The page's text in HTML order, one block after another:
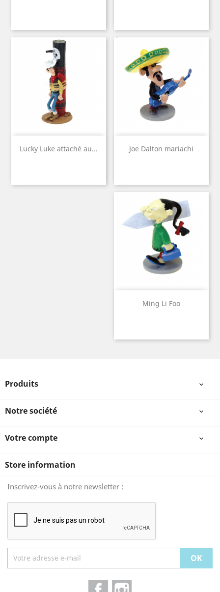
Lucky Luke attaché au... Joe Dalton mariachi
Ming Li Foo
Produits 
Notre société 
Votre compte 
Store information
Inscrivez-vous à notre newsletter :
Facebook